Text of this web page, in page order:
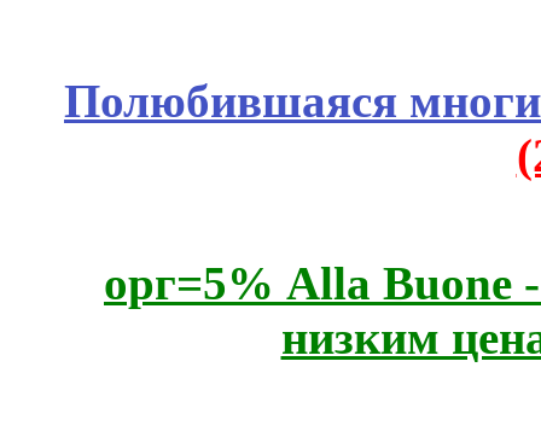
Полюбившаяся
орг=5% Alla Buone
низким